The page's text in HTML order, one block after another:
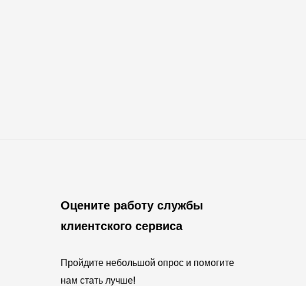
Оцените работу службы
клиентского сервиса
Пройдите небольшой опрос и помогите
нам стать лучше!